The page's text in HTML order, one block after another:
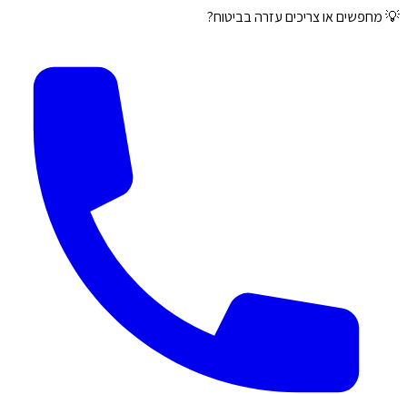
💡 מחפשים או צריכים עזרה בביטוח?